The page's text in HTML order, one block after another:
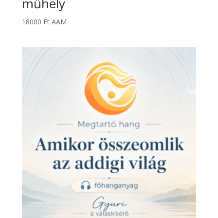
egy rövid kapaszkodóhangot,
önreflexiós kérdéseket,
és egy heti levelet, amely segít lépésről
lépésre haladni.
A négyhetes csomag normál ára 19.900 Ft.
Neked, mivel már megvásároltad a nulladik
hetet, most csak 15.000 Ft-ot kell befizetned.
Vagyis három hét áráért megkapod mind a
négyet.
Ha a nulladik hét után nem lezárni szeretnéd
ezt az utat, hanem végre rendesen elindulni
rajta, akkor itt tudsz csatlakozni az első négy
héthez.
18000 Ft AAM